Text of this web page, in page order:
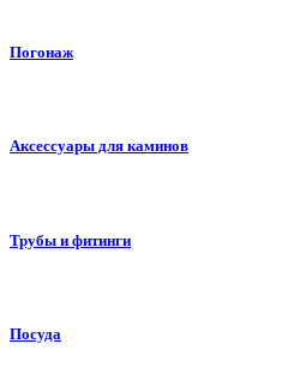
Погонаж
Аксессуары для каминов
Трубы и фитинги
Посуда